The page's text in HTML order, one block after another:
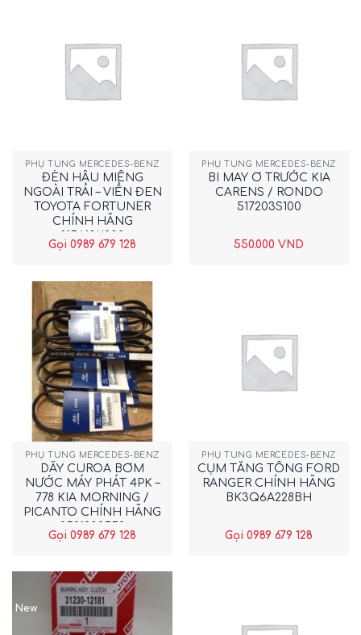
PHỤ TÙNG MERCEDES-BENZ
ĐÈN HẬU MIẾNG
NGOÀI TRÁI – VIỀN ĐEN
TOYOTA FORTUNER
CHÍNH HÃNG
Gọi 0989 679 128
PHỤ TÙNG MERCEDES-BENZ
BI MAY Ơ TRƯỚC KIA
CARENS / RONDO
517203S100
550.000 VND
PHỤ TÙNG MERCEDES-BENZ
DÂY CUROA BƠM
NƯỚC MÁY PHÁT 4PK –
778 KIA MORNING /
PICANTO CHÍNH HÃNG
Gọi 0989 679 128
PHỤ TÙNG MERCEDES-BENZ
CỤM TĂNG TỔNG FORD
RANGER CHÍNH HÃNG
BK3Q6A228BH
Gọi 0989 679 128
New